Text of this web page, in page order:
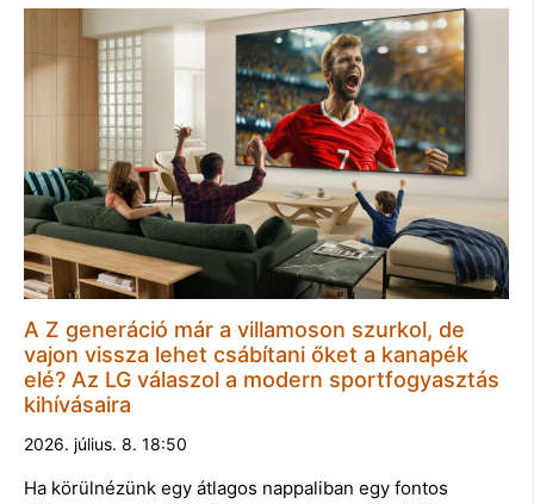
A Z generáció már a villamoson szurkol, de
vajon vissza lehet csábítani őket a kanapék
elé? Az LG válaszol a modern sportfogyasztás
kihívásaira
2026. július. 8. 18:50
Ha körülnézünk egy átlagos nappaliban egy fontos